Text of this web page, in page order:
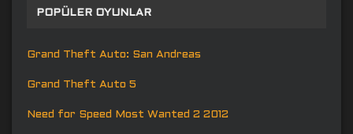
POPÜLER OYUNLAR
Grand Theft Auto: San Andreas
Grand Theft Auto 5
Need for Speed Most Wanted 2 2012